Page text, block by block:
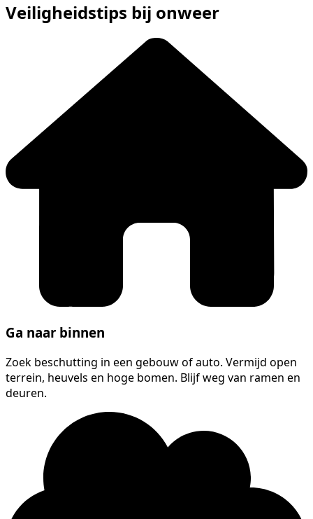
Veiligheidstips bij onweer
Ga naar binnen
Zoek beschutting in een gebouw of auto. Vermijd open
terrein, heuvels en hoge bomen. Blijf weg van ramen en
deuren.